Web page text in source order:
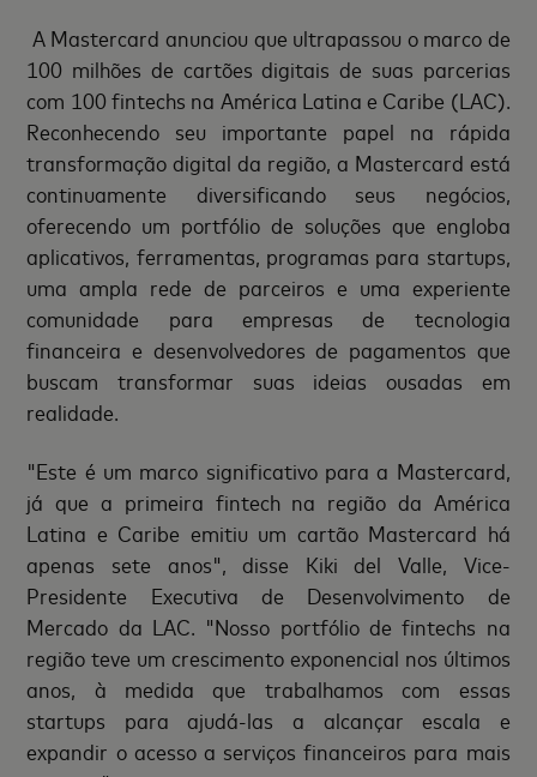
A Mastercard anunciou que ultrapassou o marco de
100 milhões de cartões digitais de suas parcerias
com 100 fintechs na América Latina e Caribe (LAC).
Reconhecendo seu importante papel na rápida
transformação digital da região, a Mastercard está
continuamente diversificando seus negócios,
oferecendo um portfólio de soluções que engloba
aplicativos, ferramentas, programas para startups,
uma ampla rede de parceiros e uma experiente
comunidade para empresas de tecnologia
financeira e desenvolvedores de pagamentos que
buscam transformar suas ideias ousadas em
realidade.
"Este é um marco significativo para a Mastercard,
já que a primeira fintech na região da América
Latina e Caribe emitiu um cartão Mastercard há
apenas sete anos", disse Kiki del Valle, Vice-
Presidente Executiva de Desenvolvimento de
Mercado da LAC. "Nosso portfólio de fintechs na
região teve um crescimento exponencial nos últimos
anos, à medida que trabalhamos com essas
startups para ajudá-las a alcançar escala e
expandir o acesso a serviços financeiros para mais